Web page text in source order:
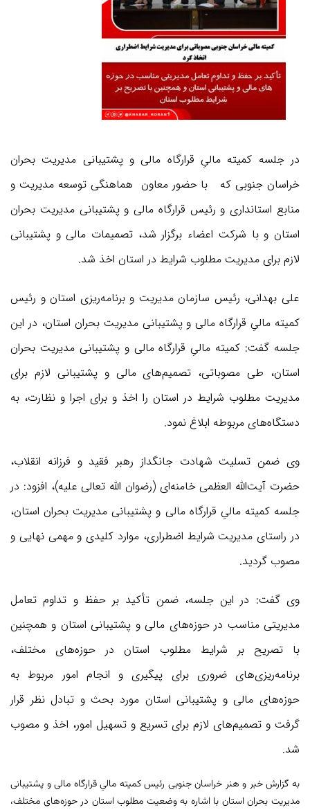
در جلسه کمیته مالیِ قرارگاه مالی و پشتیبانی مدیریت بحران
خراسان جنوبی که با حضور معاون هماهنگی توسعه مدیریت و
منابع استانداری و رئیس قرارگاه مالی و پشتیبانی مدیریت بحران
استان و با شرکت اعضاء برگزار شد، تصمیمات مالی و پشتیبانی
لازم برای مدیریت مطلوب شرایط در استان اخذ شد.
علی بهدانی، رئیس سازمان مدیریت و برنامه‌ریزی استان و رئیس
کمیته مالیِ قرارگاه مالی و پشتیبانی مدیریت بحران استان، در این
جلسه گفت: کمیته مالیِ قرارگاه مالی و پشتیبانی مدیریت بحران
استان، طی مصوباتی، تصمیم‌های مالی و پشتیبانی لازم برای
مدیریت مطلوب شرایط در استان را اخذ و برای اجرا و نظارت، به
دستگاه‌های مربوطه ابلاغ نمود.
وی ضمن تسلیت شهادت جانگداز رهبر فقید و فرزانه انقلاب،
حضرت آیت‌الله العظمی خامنه‌ای (رضوان الله تعالی علیه)، افزود: در
جلسه کمیته مالیِ قرارگاه مالی و پشتیبانی مدیریت بحران استان،
در راستای مدیریت شرایط اضطراری، موارد کلیدی و مهمی نهایی و
مصوب گردید.
وی گفت: در این جلسه، ضمن تأکید بر حفظ و تداوم تعامل
مدیریتی مناسب در حوزه‌های مالی و پشتیبانی استان و همچنین
با تصریح بر شرایط مطلوب استان در حوزه‌های مختلف،
برنامه‌ریزی‌های ضروری برای پیگیری و انجام امور مربوط به
حوزه‌های مالی و پشتیبانی استان مورد بحث و تبادل نظر قرار
گرفت و تصمیم‌های لازم برای تسریع و تسهیل امور، اخذ و مصوب
شد.
به گزارش خبر و هنر خراسان جنوبی رئیس کمیته مالیِ قرارگاه مالی و پشتیبانی
مدیریت بحران استان با اشاره به وضعیت مطلوب استان در حوزه‌های مختلف،